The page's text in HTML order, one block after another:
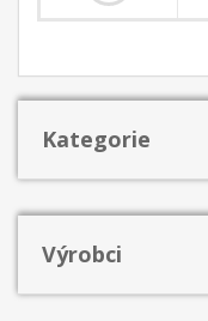
Kategorie
Výrobci